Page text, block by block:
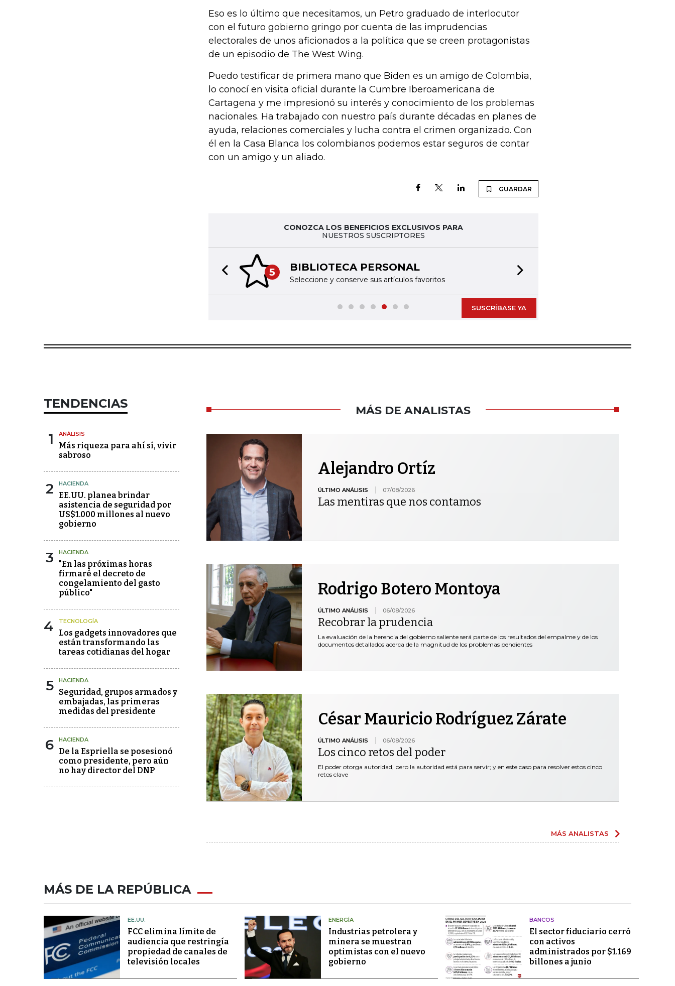
Eso es lo último que necesitamos, un Petro graduado de interlocutor
con el futuro gobierno gringo por cuenta de las imprudencias
electorales de unos aficionados a la política que se creen protagonistas
de un episodio de The West Wing.
Puedo testificar de primera mano que Biden es un amigo de Colombia,
lo conocí en visita oficial durante la Cumbre Iberoamericana de
Cartagena y me impresionó su interés y conocimiento de los problemas
nacionales. Ha trabajado con nuestro país durante décadas en planes de
ayuda, relaciones comerciales y lucha contra el crimen organizado. Con
él en la Casa Blanca los colombianos podemos estar seguros de contar
con un amigo y un aliado.
GUARDAR
CONOZCA LOS BENEFICIOS EXCLUSIVOS PARA
NUESTROS SUSCRIPTORES
5 BIBLIOTECA PERSONAL
Seleccione y conserve sus artículos favoritos
Previous slide
SUSCRÍBASE YA
TENDENCIAS
1 ANÁLISIS
Más riqueza para ahí sí, vivir
sabroso
2 HACIENDA
EE.UU. planea brindar
asistencia de seguridad por
US$1.000 millones al nuevo
gobierno
3 HACIENDA
"En las próximas horas
firmaré el decreto de
congelamiento del gasto
público"
4 TECNOLOGÍA
Los gadgets innovadores que
están transformando las
tareas cotidianas del hogar
5 HACIENDA
Seguridad, grupos armados y
embajadas, las primeras
medidas del presidente
6 HACIENDA
De la Espriella se posesionó
como presidente, pero aún
no hay director del DNP
MÁS DE ANALISTAS
Alejandro Ortíz
ÚLTIMO ANÁLISIS 07/08/2026
Las mentiras que nos contamos
Rodrigo Botero Montoya
ÚLTIMO ANÁLISIS 06/08/2026
Recobrar la prudencia
La evaluación de la herencia del gobierno saliente será parte de los resultados del empalme y de los
documentos detallados acerca de la magnitud de los problemas pendientes
César Mauricio Rodríguez Zárate
ÚLTIMO ANÁLISIS 06/08/2026
Los cinco retos del poder
El poder otorga autoridad, pero la autoridad está para servir; y en este caso para resolver estos cinco
retos clave
MÁS ANALISTAS
MÁS DE LA REPÚBLICA
EE.UU.
FCC elimina límite de
audiencia que restringía
propiedad de canales de
televisión locales
ENERGÍA
Industrias petrolera y
minera se muestran
optimistas con el nuevo
gobierno
BANCOS
El sector fiduciario cerró
con activos
administrados por $1.169
billones a junio